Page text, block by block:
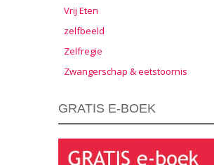
Vrij Eten
zelfbeeld
Zelfregie
Zwangerschap & eetstoornis
GRATIS E-BOEK